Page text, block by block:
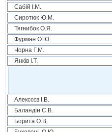
Сабій І.М.
Сиротюк Ю.М.
Тягнибок О.Я.
Фурман О.Ю.
Чорна Г.М.
Янків І.Т.
Алексєєв І.В.
Баландін С.В.
Борита О.В.